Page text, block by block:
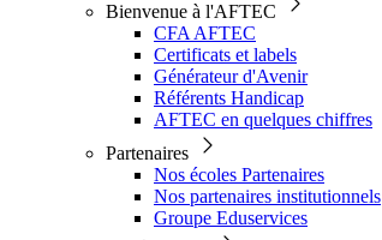
Bienvenue à l'AFTEC
CFA AFTEC
Certificats et labels
Générateur d'Avenir
Référents Handicap
AFTEC en quelques chiffres
Partenaires
Nos écoles Partenaires
Nos partenaires institutionnels
Groupe Eduservices